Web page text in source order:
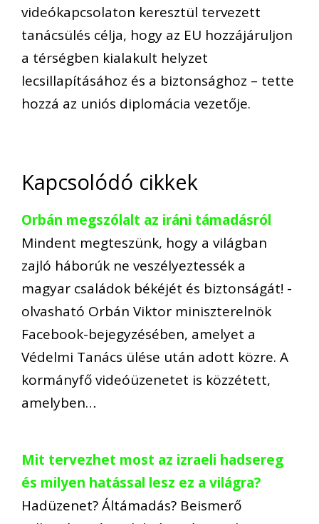
videókapcsolaton keresztül tervezett
tanácsülés célja, hogy az EU hozzájáruljon
a térségben kialakult helyzet
lecsillapításához és a biztonsághoz – tette
hozzá az uniós diplomácia vezetője.
Kapcsolódó cikkek
Orbán megszólalt az iráni támadásról
Mindent megteszünk, hogy a világban
zajló háborúk ne veszélyeztessék a
magyar családok békéjét és biztonságát! -
olvasható Orbán Viktor miniszterelnök
Facebook-bejegyzésében, amelyet a
Védelmi Tanács ülése után adott közre. A
kormányfő videóüzenetet is közzétett,
amelyben…
Mit tervezhet most az izraeli hadsereg
és milyen hatással lesz ez a világra?
Hadüzenet? Áltámadás? Beismerő